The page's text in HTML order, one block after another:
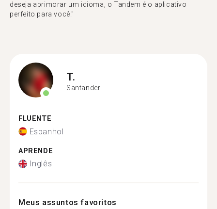
deseja aprimorar um idioma, o Tandem é o aplicativo
perfeito para você."
T.
Santander
FLUENTE
Espanhol
APRENDE
Inglês
Meus assuntos favoritos